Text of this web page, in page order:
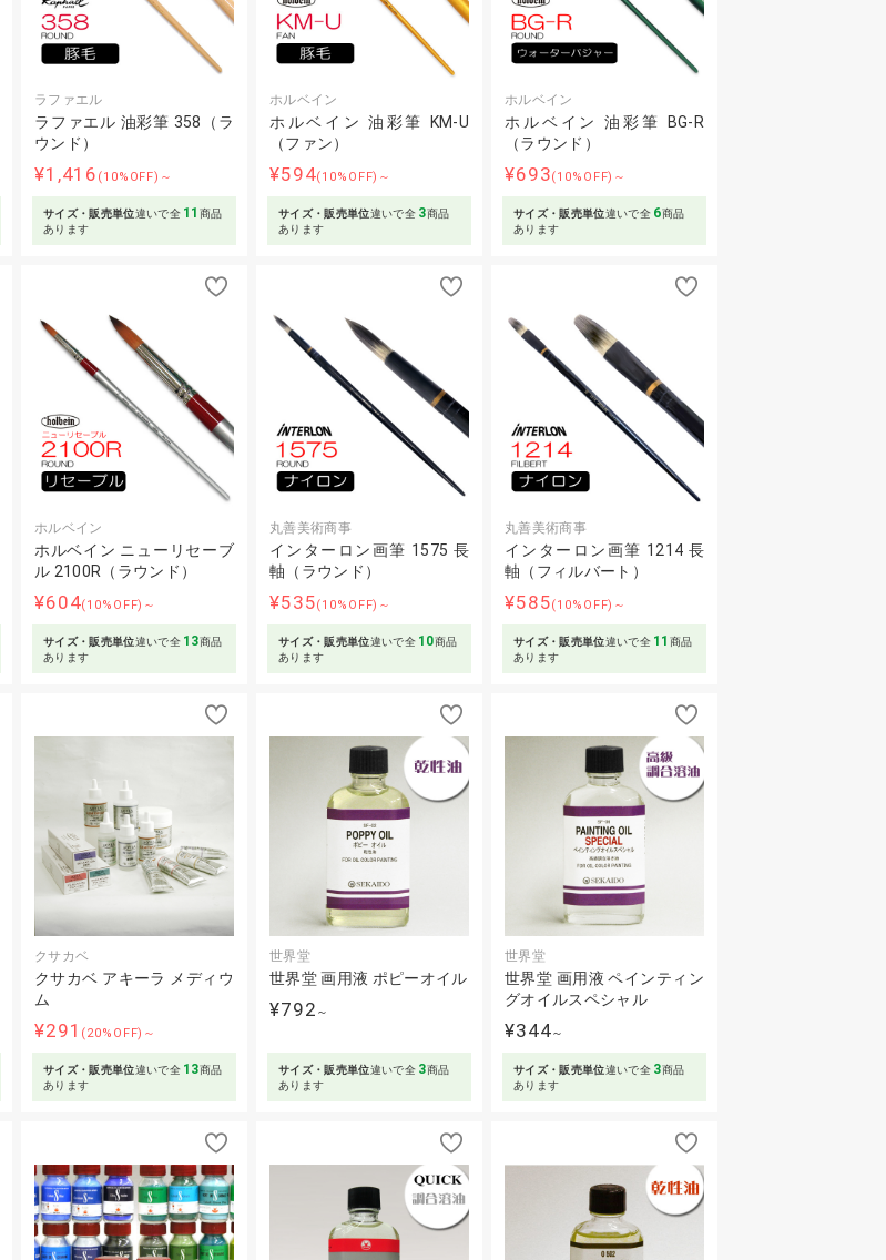
ラファエル
ラファエル 油彩筆 358（ラ
ウンド）
¥1,416 (10%OFF)～
サイズ・販売単位違いで全 11 商品
あります
ホルベイン
ホルベイン 油彩筆 KM-U
（ファン）
¥594(10%OFF)～
サイズ・販売単位違いで全 3商品
あります
ホルベイン
ホルベイン 油彩筆 BG-R
（ラウンド）
¥693(10%OFF)～
サイズ・販売単位違いで全 6商品
あります
ホルベイン
ホルベイン ニューリセーブ
ル 2100R（ラウンド）
¥604(10%OFF)～
サイズ・販売単位違いで全 13商品
あります
丸善美術商事
インターロン画筆 1575 長
軸（ラウンド）
¥535(10%OFF)～
サイズ・販売単位違いで全 10商品
あります
丸善美術商事
インターロン画筆 1214 長
軸（フィルバート）
¥585(10%OFF)～
サイズ・販売単位違いで全 11 商品
あります
クサカベ
クサカベ アキーラ メディウ
ム
¥291 (20%OFF)～
サイズ・販売単位違いで全 13商品
あります
世界堂
世界堂 画用液 ポピーオイル
¥792 ～
サイズ・販売単位違いで全 3商品
あります
世界堂
世界堂 画用液 ペインティン
グオイルスペシャル
¥344～
サイズ・販売単位違いで全 3商品
あります